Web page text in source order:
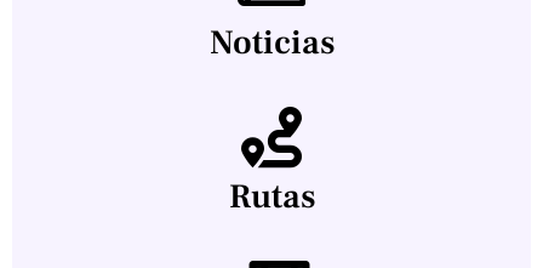
Noticias
Rutas